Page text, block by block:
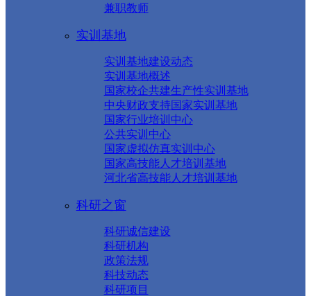
兼职教师
实训基地
实训基地建设动态
实训基地概述
国家校企共建生产性实训基地
中央财政支持国家实训基地
国家行业培训中心
公共实训中心
国家虚拟仿真实训中心
国家高技能人才培训基地
河北省高技能人才培训基地
科研之窗
科研诚信建设
科研机构
政策法规
科技动态
科研项目